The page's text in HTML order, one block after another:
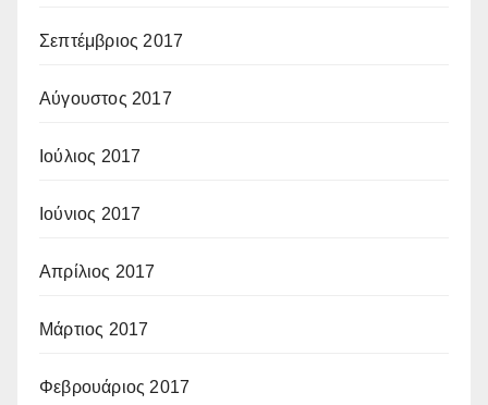
Σεπτέμβριος 2017
Αύγουστος 2017
Ιούλιος 2017
Ιούνιος 2017
Απρίλιος 2017
Μάρτιος 2017
Φεβρουάριος 2017